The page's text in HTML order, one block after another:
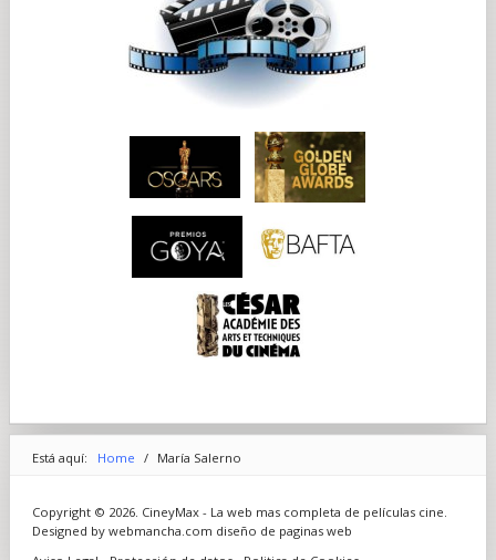
Está aquí: Home / María Salerno
Copyright © 2026. CineyMax - La web mas completa de películas cine.
Designed by webmancha.com diseño de paginas web